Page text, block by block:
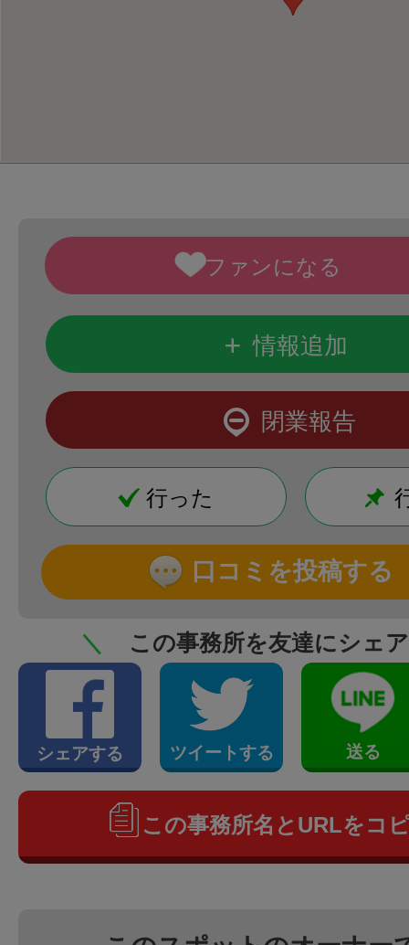
+ 情報追加
閉業報告
行った
口コミを投稿する
＼ この事務所を友達にシェ
シェアする ツイートする 送る
この事務所名とURLをコ